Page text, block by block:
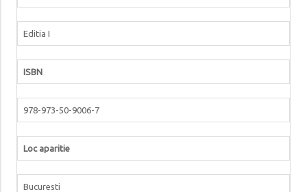
Editia I
ISBN
978-973-50-9006-7
Loc aparitie
Bucuresti